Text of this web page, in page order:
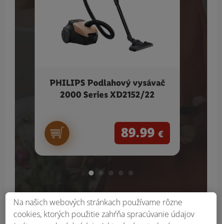
PHILIPS Podlahový vysávač
2000 Series XD2152/22
89.99 €
Na našich webových stránkach používame rôzne
cookies, ktorých použitie zahŕňa spracúvanie údajov